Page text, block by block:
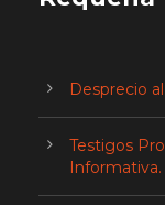
Desprecio
Testigos
Informativa.